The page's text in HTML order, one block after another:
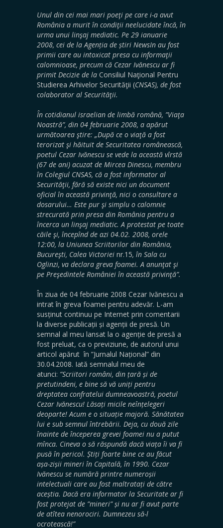
Unul din cei mai mari poeţi pe care i-a avut
România a murit în condiţii neelucidate încă, în
urma unui linşaj mediatic. Pe 29 ianuarie
2008, cei de la Agenția de știri NewsIn au fost
primii care au intoxicat presa cu informaţii
calomnioase, precum că Cezar Ivănescu ar fi
primit Decizie de la Consiliul Naţional Pentru
Studierea Arhivelor Securităţii (CNSAS), de fost
colaborator al Securităţii.
În cotidianul israelian de limbă română, ”Viaţa
Noastră”, din 04 februarie 2008, a apărut
următoarea ştire: „După ce o viaţă a fost
terorizat şi hăituit de Securitatea românească,
poetul Cezar Ivănescu se vede la această vîrstă
(67 de ani) acuzat de Mircea Dinescu, membru
în Colegiul CNSAS, că a fost informator al
Securităţii, fără să existe nici un document
oficial în această privinţă, nici o consultare a
dosarului… Este pur şi simplu o calomnie
strecurată prin presa din România pentru a
încerca un linşaj mediatic. A protestat pe toate
căile şi, începînd de azi 04.02. 2008, orele
12:00, la Uniunea Scriitorilor din România,
Bucureşti, Calea Victoriei nr.15, în Sala cu
Oglinzi, va declara greva foamei. A anunţat şi
pe Preşedintele României în această privinţă”.
În ziua de 04 februarie 2008 Cezar Ivănescu a
intrat în greva foamei pentru adevăr. L-am
susținut continuu pe Internet prin comentarii
la diverse publicații și agenții de presă. Un
semnal al meu lansat la o agenție de presă a
fost preluat, ca o previziune, de autorul unui
articol apărut în ”Jurnalul Național” din
30.04.2008. Iată semnalul meu de
atunci: ”Scriitori români, din țară și de
pretutindeni, e bine să vă uniți pentru
dreptatea confratelui dumneavoastră, poetul
Cezar Ivănescu! Lăsați micile neînțelegeri
deoparte! Acum e o situație majoră. Sănătatea
lui e sub semnul întrebării. Deja, cu două zile
înainte de începerea grevei foamei nu a putut
mînca. Cineva o să răspundă dacă viața îi va fi
pusă în pericol. Știți foarte bine ce au făcut
așa-zișii mineri în Capitală, în 1990. Cezar
Ivănescu se numără printre numeroșii
intelectuali care au fost maltratați de către
aceștia. Dacă era informator la Securitate ar fi
fost protejat de ”mineri” și nu ar fi avut parte
de atîtea nenorociri. Dumnezeu să-l
ocrotească!”